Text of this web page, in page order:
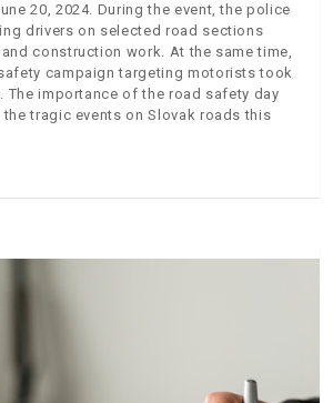
20, 2024. During the event, the police
drivers on selected road sections
construction work. At the same time,
campaign targeting motorists took
The importance of the road safety day
tragic events on Slovak roads this